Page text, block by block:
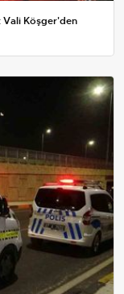
Vali Köşger'den